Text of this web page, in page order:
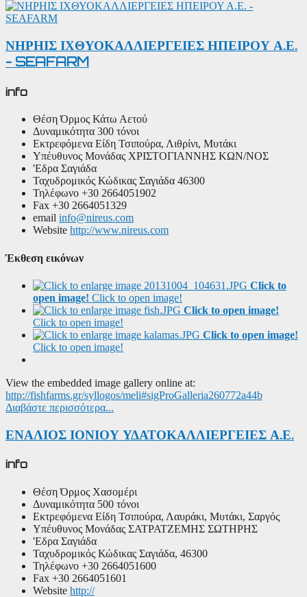
ΝΗΡΗΙΣ ΙΧΘΥΟΚΑΛΛΙΕΡΓΕΙΕΣ ΗΠΕΙΡΟΥ Α.Ε.
- SEAFARM
info
Θέση Όρμος Κάτω Αετού
Δυναμικότητα 300 τόνοι
Εκτρεφόμενα Είδη Τσιπούρα, Λιθρίνι, Μυτάκι
Υπέυθυνος Μονάδας ΧΡΙΣΤΟΓΙΑΝΝΗΣ ΚΩΝ/ΝΟΣ
'Εδρα Σαγιάδα
Ταχυδρομικός Κώδικας Σαγιάδα 46300
Τηλέφωνο +30 2664051902
Fax +30 2664051329
email info@nireus.com
Website http://www.nireus.com
Έκθεση εικόνων
Click to
open image! Click to open image!
Click to open image!
Click to open image!
Click to open image!
Click to open image!
View the embedded image gallery online at:
http://fishfarms.gr/syllogos/meli#sigProGalleria260772a44b
Διαβάστε περισσότερα...
ΕΝΑΛΙΟΣ ΙΟΝΙΟΥ ΥΔΑΤΟΚΑΛΛΙΕΡΓΕΙΕΣ Α.Ε.
info
Θέση Όρμος Χασομέρι
Δυναμικότητα 500 τόνοι
Εκτρεφόμενα Είδη Τσιπούρα, Λαυράκι, Μυτάκι, Σαργός
Υπέυθυνος Μονάδας ΣΑΤΡΑΤΖΕΜΗΣ ΣΩΤΗΡΗΣ
'Εδρα Σαγιάδα
Ταχυδρομικός Κώδικας Σαγιάδα, 46300
Τηλέφωνο +30 2664051600
Fax +30 2664051601
Website http://